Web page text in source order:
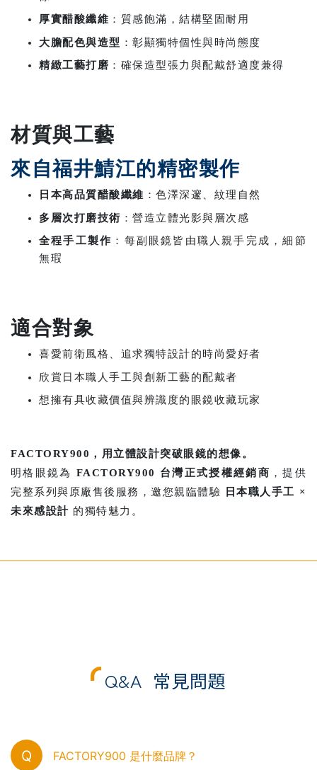
厚實醋酸纖維 ：質感飽滿，結構堅固耐用
大膽配色與造型 ：彰顯獨特個性與時尚態度
精緻工藝打磨 ：確保造型張力與配戴舒適度兼得
材質與工藝
來自福井鯖江的精密製作
日本高品質醋酸纖維 ：色澤深邃、紋理自然
多層次打磨技術 ：營造立體光影與層次感
全程手工製作 ：每副眼鏡皆由職人親手完成，細節
無瑕
適合對象
喜愛前衛風格、追求獨特設計的時尚愛好者
欣賞日本職人手工與創新工藝的配戴者
想擁有具收藏價值與辨識度的眼鏡收藏玩家
FACTORY900，用立體設計突破眼鏡的想像。
明格眼鏡為 FACTORY900 台灣正式授權經銷商 ，提供
完整系列與原廠售後服務，邀您親臨體驗
日本職人手工 ×
未來感設計 的獨特魅力。
Q&A 常見問題
Q FACTORY900 是什麼品牌？